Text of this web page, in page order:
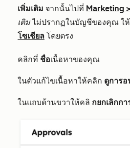
เพิ่มเติม จากนั้นไปที่ Marketing >
เติมไม่ปรากฏในบัญชีของคุณ ใ
โซเชียล โดยตรง
คลิกที่ ชื่อเนื้อหาของคุณ
ในตัวแก้ไขเนื้อหาให้คลิก ดูการ
ในแถบด้านขวาให้คลิ กยกเลิกก